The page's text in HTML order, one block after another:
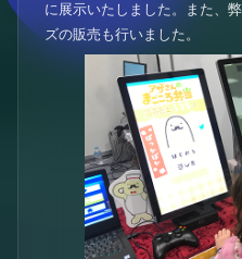
に展示いたしました。また、
ズの販売も行いました。